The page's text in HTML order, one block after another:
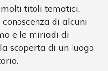
titoli tematici,
di alcuni
e le miriadi di
scoperta di un luogo